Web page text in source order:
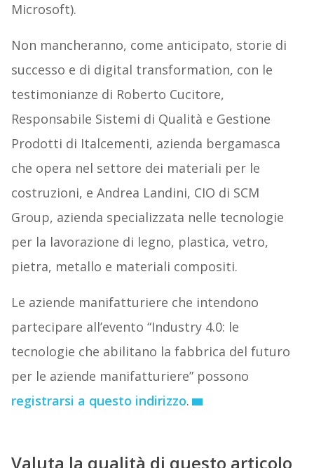
Microsoft).
Non mancheranno, come anticipato, storie di
successo e di digital transformation, con le
testimonianze di Roberto Cucitore,
Responsabile Sistemi di Qualità e Gestione
Prodotti di Italcementi, azienda bergamasca
che opera nel settore dei materiali per le
costruzioni, e Andrea Landini, CIO di SCM
Group, azienda specializzata nelle tecnologie
per la lavorazione di legno, plastica, vetro,
pietra, metallo e materiali compositi.
Le aziende manifatturiere che intendono
partecipare all’evento “Industry 4.0: le
tecnologie che abilitano la fabbrica del futuro
per le aziende manifatturiere” possono
registrarsi a questo indirizzo.
Valuta la qualità di questo articolo